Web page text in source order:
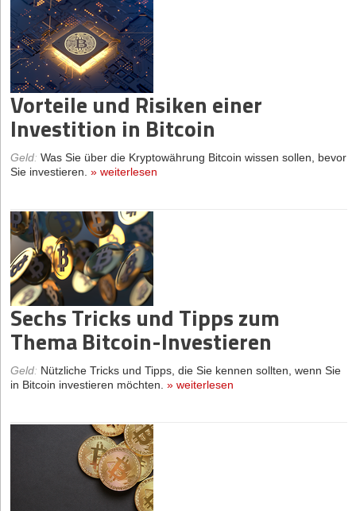
Vorteile und Risiken einer
Investition in Bitcoin
Geld: Was Sie über die Kryptowährung Bitcoin wissen sollen, bevor
Sie investieren. » weiterlesen
Sechs Tricks und Tipps zum
Thema Bitcoin-Investieren
Geld: Nützliche Tricks und Tipps, die Sie kennen sollten, wenn Sie
in Bitcoin investieren möchten. » weiterlesen